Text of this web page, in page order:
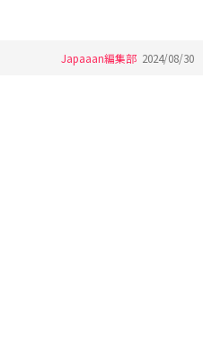
Japaaan編集部 2024/08/30